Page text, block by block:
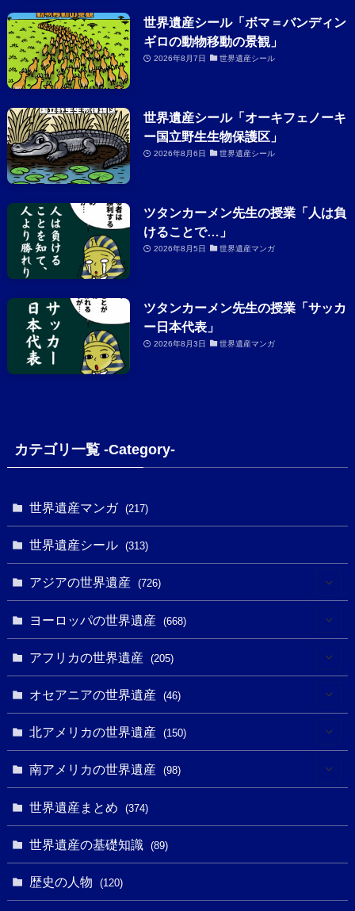
世界遺産シール「ボマ＝バンディン
ギロの動物移動の景観」
2026年8月7日 世界遺産シール
世界遺産シール「オーキフェノーキ
ー国立野生生物保護区」
2026年8月6日 世界遺産シール
ツタンカーメン先生の授業「人は負
けることで…」
2026年8月5日 世界遺産マンガ
ツタンカーメン先生の授業「サッカ
ー日本代表」
2026年8月3日 世界遺産マンガ
カテゴリ一覧 -Category-
世界遺産マンガ (217)
世界遺産シール (313)
アジアの世界遺産 (726)
(6)
(10)
(10)
ヨーロッパの世界遺産 (668)
(4)
(3)
(6)
(1)
(43)
アフリカの世界遺産 (205)
(8)
(1)
(32)
(13)
オセアニアの世界遺産 (46)
(25)
(6)
(1)
北アメリカの世界遺産 (150)
(31)
(27)
南アメリカの世界遺産 (98)
(4)
世界遺産まとめ (374)
世界遺産の基礎知識 (89)
歴史の人物 (120)